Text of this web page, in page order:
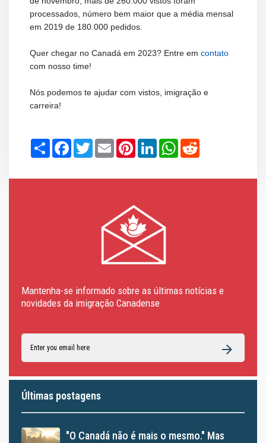
processados, número bem maior que a média mensal
em 2019 de 180.000 pedidos.
Quer chegar no Canadá em 2023? Entre em contato
com nosso time!
Nós podemos te ajudar com vistos, imigração e
carreira!
Share Facebook
TwitterEmail PinterestLinkedInWhatsApp
Mantenha-se informado sobre as últimas notícias e
novidades da imigração Canadense
Últimas postagens
"O Canadá não é mais o mesmo." Mas